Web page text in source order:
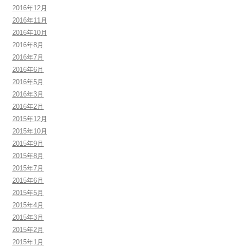
2016年12月
2016年11月
2016年10月
2016年8月
2016年7月
2016年6月
2016年5月
2016年3月
2016年2月
2015年12月
2015年10月
2015年9月
2015年8月
2015年7月
2015年6月
2015年5月
2015年4月
2015年3月
2015年2月
2015年1月